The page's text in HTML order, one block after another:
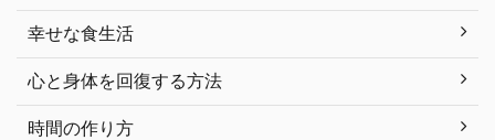
幸せな食生活
心と身体を回復する方法
時間の作り方